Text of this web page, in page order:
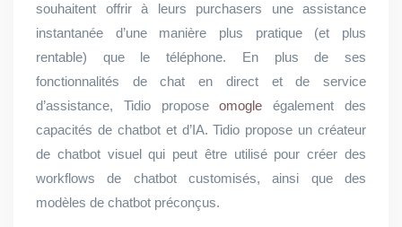
souhaitent offrir à leurs purchasers une assistance
instantanée d’une manière plus pratique (et plus
rentable) que le téléphone. En plus de ses
fonctionnalités de chat en direct et de service
d’assistance, Tidio proposeomogle également des
capacités de chatbot et d’IA. Tidio propose un créateur
de chatbot visuel qui peut être utilisé pour créer des
workflows de chatbot customisés, ainsi que des
modèles de chatbot préconçus.